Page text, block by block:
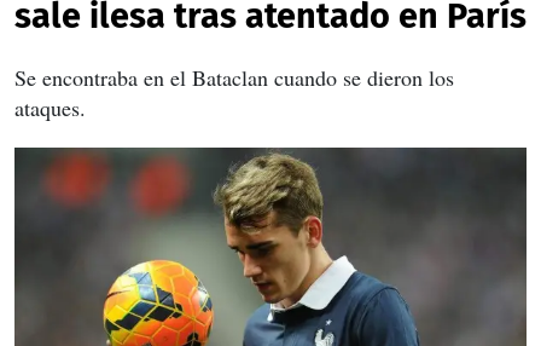
sale ilesa tras atentado en París
Se encontraba en el Bataclan cuando se dieron los
ataques.